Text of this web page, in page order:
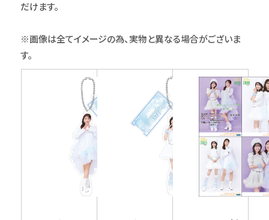
だけます。
※画像は全てイメージの為、実物と異なる場合がございま
す。